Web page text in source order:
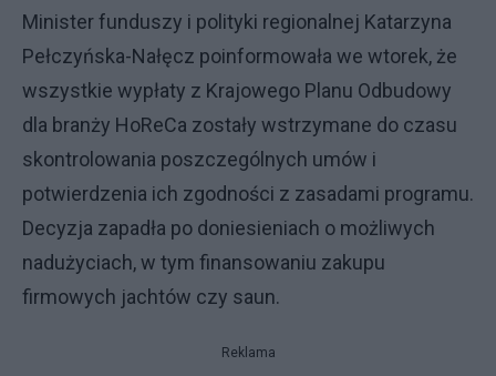
Minister funduszy i polityki regionalnej Katarzyna
Pełczyńska-Nałęcz poinformowała we wtorek, że
wszystkie wypłaty z Krajowego Planu Odbudowy
dla branży HoReCa zostały wstrzymane do czasu
skontrolowania poszczególnych umów i
potwierdzenia ich zgodności z zasadami programu.
Decyzja zapadła po doniesieniach o możliwych
nadużyciach, w tym finansowaniu zakupu
firmowych jachtów czy saun.
Reklama